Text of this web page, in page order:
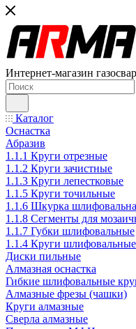
Интернет-магазин
Каталог
Оснастка
Абразив
1.1.1 Круги отрезные
1.1.2 Круги зачистные
1.1.3 Круги лепестковые
1.1.5 Круги точильные
1.1.6 Шкурка
1.1.8 Сегменты для
1.1.7 Губки шлифовальные
1.1.4 Круги
Диски пильные
Алмазная оснастка
Гибкие шлифовальные
Алмазные фрезы (чашки)
Круги алмазные
Сверла алмазные